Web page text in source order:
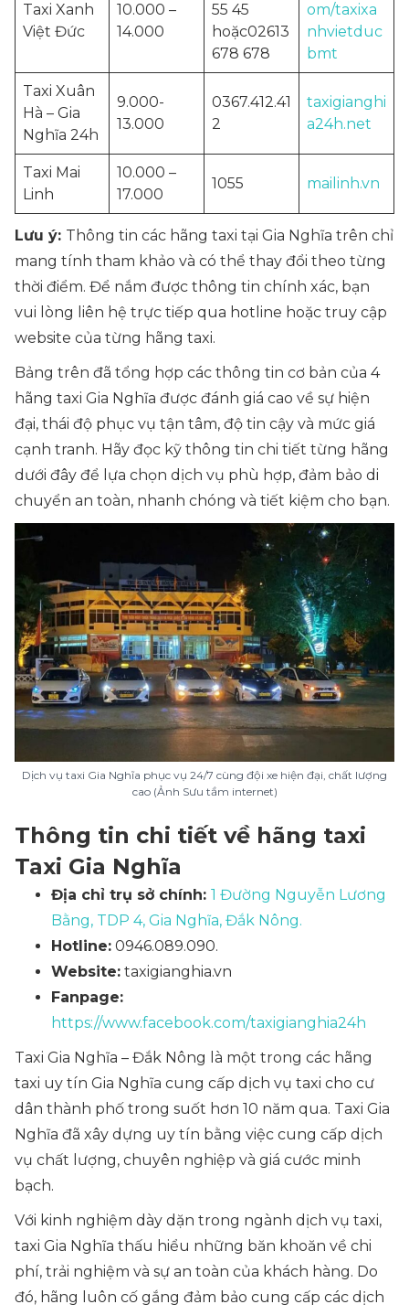
Taxi Xanh
Việt Đức
10.000 –
14.000
55 45
hoặc02613
678 678
om/taxixa
nhvietduc
bmt
Taxi Xuân
Hà – Gia
Nghĩa 24h
9.000-
13.000
0367.412.41
2
taxigianghi
a24h.net
Taxi Mai
Linh
10.000 –
17.000
1055 mailinh.vn
Lưu ý: Thông tin các hãng taxi tại Gia Nghĩa trên chỉ
mang tính tham khảo và có thể thay đổi theo từng
thời điểm. Để nắm được thông tin chính xác, bạn
vui lòng liên hệ trực tiếp qua hotline hoặc truy cập
website của từng hãng taxi.
Bảng trên đã tổng hợp các thông tin cơ bản của 4
hãng taxi Gia Nghĩa được đánh giá cao về sự hiện
đại, thái độ phục vụ tận tâm, độ tin cậy và mức giá
cạnh tranh. Hãy đọc kỹ thông tin chi tiết từng hãng
dưới đây để lựa chọn dịch vụ phù hợp, đảm bảo di
chuyển an toàn, nhanh chóng và tiết kiệm cho bạn.
Dịch vụ taxi Gia Nghĩa phục vụ 24/7 cùng đội xe hiện đại, chất lượng
cao (Ảnh Sưu tầm internet)
Thông tin chi tiết về hãng taxi
Taxi Gia Nghĩa
Địa chỉ trụ sở chính: 1 Đường Nguyễn Lương
Bằng, TDP 4, Gia Nghĩa, Đắk Nông.
Hotline: 0946.089.090.
Website: taxigianghia.vn
Fanpage:
https://www.facebook.com/taxigianghia24h
Taxi Gia Nghĩa – Đắk Nông là một trong các hãng
taxi uy tín Gia Nghĩa cung cấp dịch vụ taxi cho cư
dân thành phố trong suốt hơn 10 năm qua. Taxi Gia
Nghĩa đã xây dựng uy tín bằng việc cung cấp dịch
vụ chất lượng, chuyên nghiệp và giá cước minh
bạch.
Với kinh nghiệm dày dặn trong ngành dịch vụ taxi,
taxi Gia Nghĩa thấu hiểu những băn khoăn về chi
phí, trải nghiệm và sự an toàn của khách hàng. Do
đó, hãng luôn cố gắng đảm bảo cung cấp các dịch